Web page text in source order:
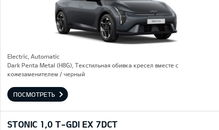
Electric, Automatic
Dark Penta Metal (H8G), Текстильная обивка кресел вместе с
кожезаменителем / черный
ПОСМОТРЕТЬ
STONIC 1,0 T-GDI EX 7DCT